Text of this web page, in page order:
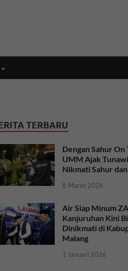
TERBARU
Dengan Sahur On
UMM Ajak
Nikmati Sahur
8 Maret 2026
Air Siap Minum
Kanjuruhan Kini
Dinikmati di
Malang
1 Januari 2026